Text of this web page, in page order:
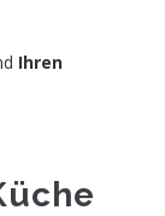
Ihren